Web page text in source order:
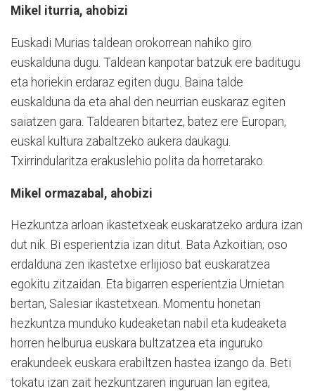
Mikel iturria, ahobizi
Euskadi Murias taldean orokorrean nahiko giro
euskalduna dugu. Taldean kanpotar batzuk ere baditugu
eta horiekin erdaraz egiten dugu. Baina talde
euskalduna da eta ahal den neurrian euskaraz egiten
saiatzen gara. Taldearen bitartez, batez ere Europan,
euskal kultura zabaltzeko aukera daukagu.
Txirrindularitza erakuslehio polita da horretarako.
Mikel ormazabal, ahobizi
Hezkuntza arloan ikastetxeak euskaratzeko ardura izan
dut nik. Bi esperientzia izan ditut. Bata Azkoitian; oso
erdalduna zen ikastetxe erlijioso bat euskaratzea
egokitu zitzaidan. Eta bigarren esperientzia Urnietan
bertan, Salesiar ikastetxean. Momentu honetan
hezkuntza munduko kudeaketan nabil eta kudeaketa
horren helburua euskara bultzatzea eta inguruko
erakundeek euskara erabiltzen hastea izango da. Beti
tokatu izan zait hezkuntzaren inguruan lan egitea,